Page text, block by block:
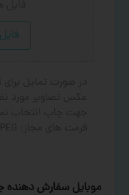
موبایل سفارش